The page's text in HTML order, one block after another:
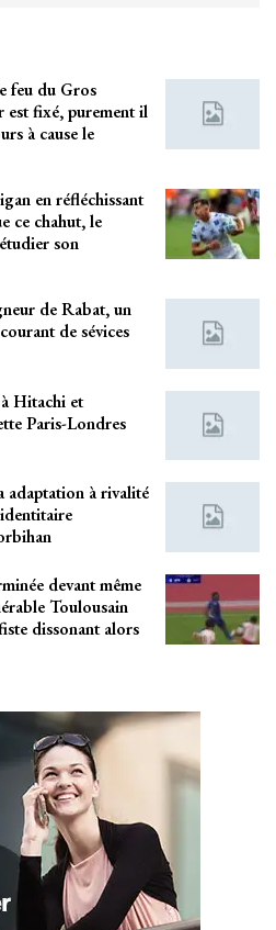
feu du Gros
est fixé, purement il
à cause le
en réfléchissant
ce chahut, le
son
de Rabat, un
de sévices
Hitachi et
Paris-Londres
adaptation à rivalité
devant même
Toulousain
dissonant alors